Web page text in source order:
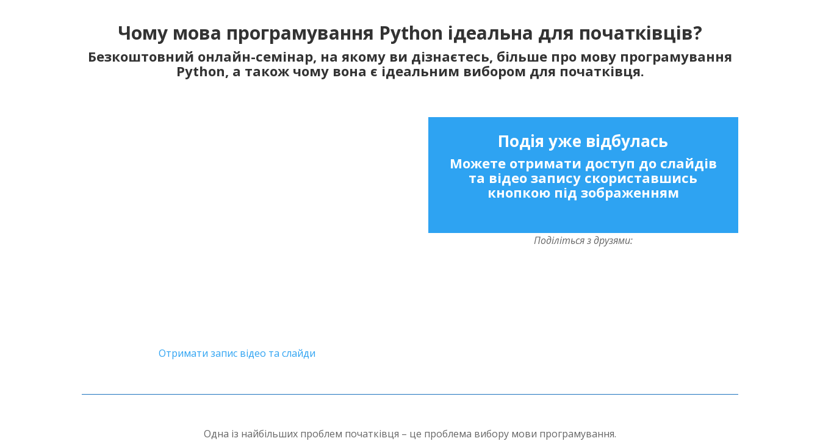
Чому мова програмування Python ідеальна для початківців?
Безкоштовний онлайн-семінар, на якому ви дізнаєтесь, більше про мову програмування
Python, а також чому вона є ідеальним вибором для початківця.
Отримати запис відео та слайди
Подія уже відбулась
Можете отримати доступ до слайдів
та відео запису скориставшись
кнопкою під зображенням
Поділіться з друзями:
Одна із найбільших проблем початківця – це проблема вибору мови програмування.